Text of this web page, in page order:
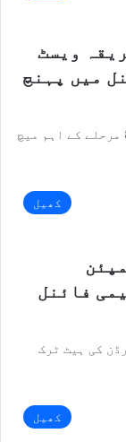
ویسٹ
میں پہنچ
آئی سی سی مینز ٹی ٹوئنٹی ورلڈکپ میں سپر 8 مرحلے کے اہم میچ
کھیل
فائنل
کرس جارڈن کی ہیٹ ٹرک
کھیل